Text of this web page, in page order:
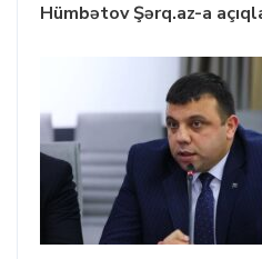
Hümbətov Şərq.az-a